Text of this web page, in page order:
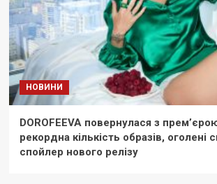
НОВИНИ
DOROFEEVA повернулася з
рекордна кількість образів, оголені
спойлер нового релізу